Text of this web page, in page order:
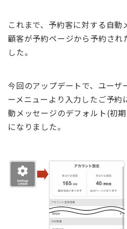
これまで、予約客に対する自動
顧客が予約ページから予約され
した。
今回のアップデートで、ユーザ
ーメニューより入力したご予約
動メッセージのデフォルト(初
になりました。